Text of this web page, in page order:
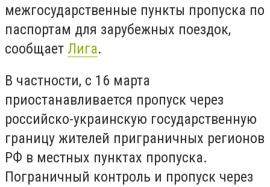
межгосударственные пункты пропуска по
паспортам для зарубежных поездок,
сообщает Лига.
В частности, с 16 марта
приостанавливается пропуск через
российско-украинскую государственную
границу жителей приграничных регионов
РФ в местных пунктах пропуска.
Пограничный контроль и пропуск через